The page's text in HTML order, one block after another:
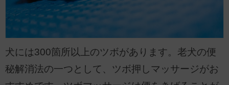
犬には300箇所以上のツボがあります。老犬の便
秘解消法の一つとして、ツボ押しマッサージがお